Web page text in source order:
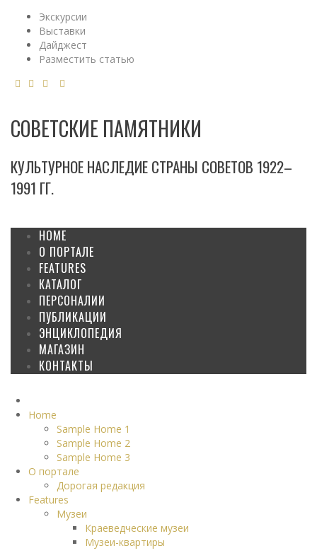
Экскурсии
Выставки
Дайджест
Разместить статью
СОВЕТСКИЕ ПАМЯТНИКИ
КУЛЬТУРНОЕ НАСЛЕДИЕ СТРАНЫ СОВЕТОВ 1922–
1991 ГГ.
HOME
О ПОРТАЛЕ
FEATURES
КАТАЛОГ
ПЕРСОНАЛИИ
ПУБЛИКАЦИИ
ЭНЦИКЛОПЕДИЯ
МАГАЗИН
КОНТАКТЫ
Home
Sample Home 1
Sample Home 2
Sample Home 3
О портале
Дорогая редакция
Features
Музеи
Краеведческие музеи
Музеи-квартиры